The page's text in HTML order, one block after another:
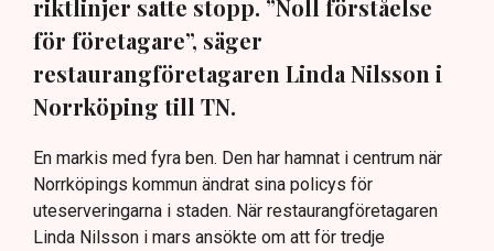
riktlinjer satte stopp. ”Noll förståelse
för företagare”, säger
restaurangföretagaren Linda Nilsson i
Norrköping till TN.
En markis med fyra ben. Den har hamnat i centrum när
Norrköpings kommun ändrat sina policys för
uteserveringarna i staden. När restaurangföretagaren
Linda Nilsson i mars ansökte om att för tredje